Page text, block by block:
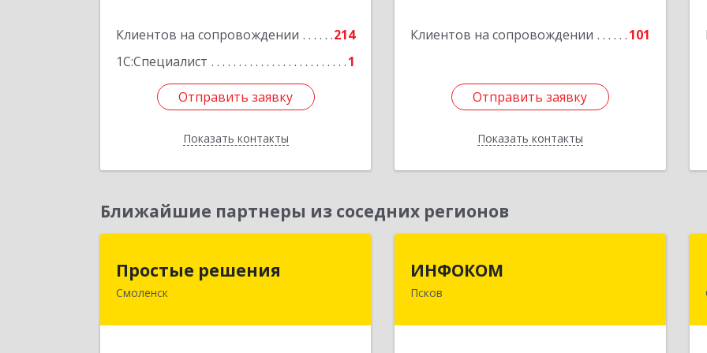
Клиентов на сопровождении
214
1С:Специалист
1
Отправить заявку
Показать контакты
Отправить заявку
Назад
Клиентов на сопровождении 101
Отправить заявку
Показать контакты
Отправить заявку
Назад
Ближайшие партнеры из соседних регионов
Простые решения
Смоленск
214015, Смоленская обл, Смоленск г,
ИНФОКОМ
Псков